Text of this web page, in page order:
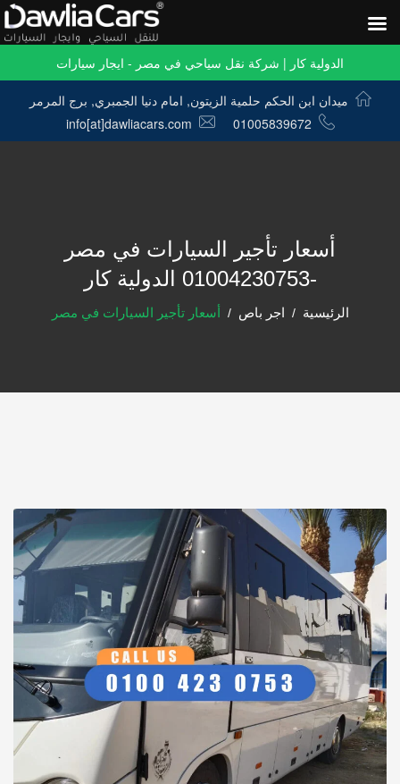
الدولية كار | شركة نقل سياحي في مصر - ايجار سيارات
ميدان ابن الحكم حلمية الزيتون, امام دنيا الجمبري, برج المرمر
01005839672
info[at]dawliacars.com
أسعار تأجير السيارات في مصر
-01004230753 الدولية كار
الرئيسية اجر باص أسعار تأجير السيارات في مصر